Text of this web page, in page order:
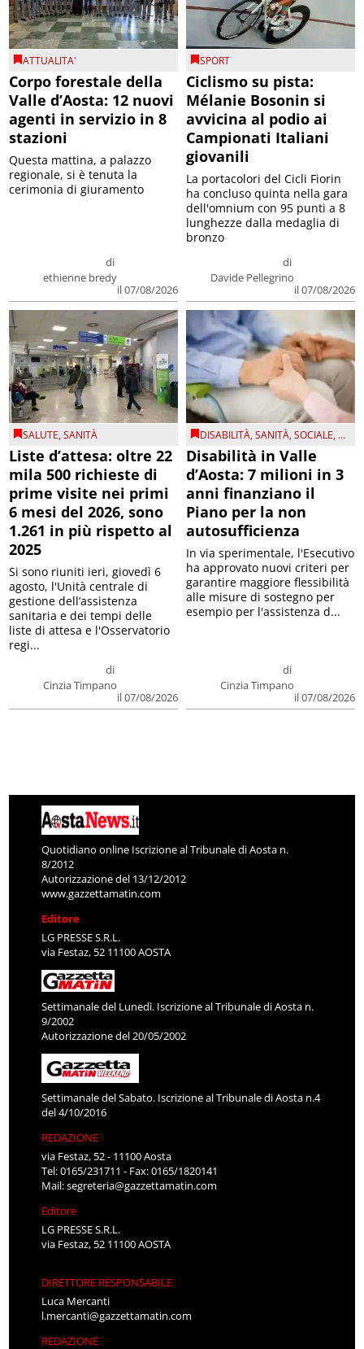
ATTUALITA'
Corpo forestale della
Valle d’Aosta: 12 nuovi
agenti in servizio in 8
stazioni
di
ethienne bredy
il 07/08/2026
Questa mattina, a palazzo
regionale, si è tenuta la
cerimonia di giuramento
SPORT
Ciclismo su pista:
Mélanie Bosonin si
avvicina al podio ai
Campionati Italiani
giovanili
di
Davide Pellegrino
il 07/08/2026
La portacolori del Cicli Fiorin
ha concluso quinta nella gara
dell'omnium con 95 punti a 8
lunghezze dalla medaglia di
bronzo
SALUTE,SANITÀ
Liste d’attesa: oltre 22
mila 500 richieste di
prime visite nei primi
6 mesi del 2026, sono
1.261 in più rispetto al
2025
di
Cinzia Timpano
il 07/08/2026
Si sono riuniti ieri, giovedì 6
agosto, l'Unità centrale di
gestione dell’assistenza
sanitaria e dei tempi delle
liste di attesa e l'Osservatorio
regi...
DISABILITÀ,SANITÀ,SOCIALE, ...
Disabilità in Valle
d’Aosta: 7 milioni in 3
anni finanziano il
Piano per la non
autosufficienza
di
Cinzia Timpano
il 07/08/2026
In via sperimentale, l'Esecutivo
ha approvato nuovi criteri per
garantire maggiore flessibilità
alle misure di sostegno per
esempio per l'assistenza d...
Quotidiano online Iscrizione al Tribunale di Aosta n.
8/2012
Autorizzazione del 13/12/2012
www.gazzettamatin.com
Editore
LG PRESSE S.R.L.
via Festaz, 52 11100 AOSTA
Settimanale del Lunedì. Iscrizione al Tribunale di Aosta n.
9/2002
Autorizzazione del 20/05/2002
Settimanale del Sabato. Iscrizione al Tribunale di Aosta n.4
del 4/10/2016
REDAZIONE
via Festaz, 52 - 11100 Aosta
Tel: 0165/231711 - Fax: 0165/1820141
Mail:segreteria@gazzettamatin.com
Editore
LG PRESSE S.R.L.
via Festaz, 52 11100 AOSTA
DIRETTORE RESPONSABILE
Luca Mercanti
l.mercanti@gazzettamatin.com
REDAZIONE